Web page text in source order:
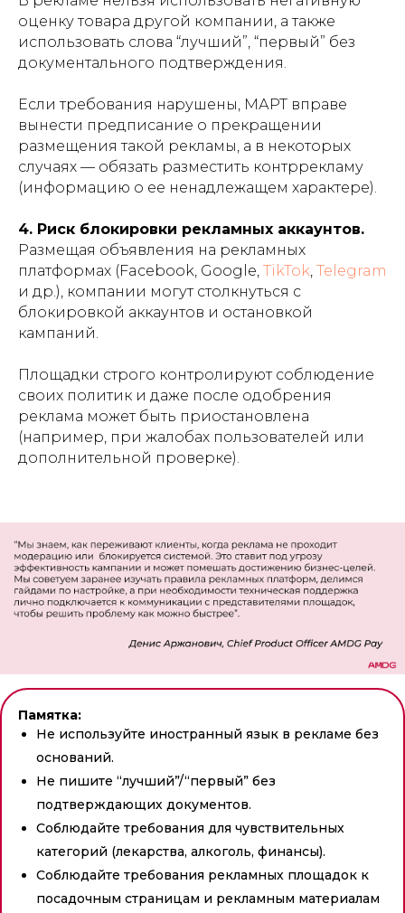
оценку товара другой компании, а также
использовать слова “лучший”, “первый” без
документального подтверждения.
Если требования нарушены, МАРТ вправе
вынести предписание о прекращении
размещения такой рекламы, а в некоторых
случаях — обязать разместить контррекламу
(информацию о ее ненадлежащем характере).
4. Риск блокировки рекламных аккаунтов.
Размещая объявления на рекламных
платформах (Facebook, Google, TikTok, Telegram
и др.), компании могут столкнуться с
блокировкой аккаунтов и остановкой
кампаний.
Площадки строго контролируют соблюдение
своих политик и даже после одобрения
реклама может быть приостановлена
(например, при жалобах пользователей или
дополнительной проверке).
Памятка:
Не используйте иностранный язык в рекламе без
оснований.
Не пишите “лучший”/“первый” без
подтверждающих документов.
Соблюдайте требования для чувствительных
категорий (лекарства, алкоголь, финансы).
Соблюдайте требования рекламных площадок к
посадочным страницам и рекламным материалам